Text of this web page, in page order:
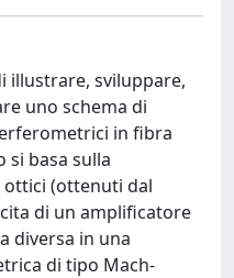
illustrare, sviluppare,
uno schema di
in fibra
si basa sulla
ottici (ottenuti dal
di un amplificatore
diversa in una
di tipo Mach-